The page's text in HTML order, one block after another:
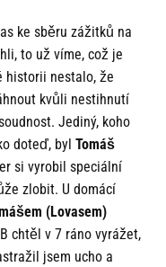
ke sběru zážitků na
to už víme, což je
historii nestalo, že
kvůli nestihnutí
Jediný, koho
doteď, byl Tomáš
si vyrobil speciální
zlobit. U domácí
(Lovasem)
chtěl v 7 ráno vyrážet,
jsem ucho a